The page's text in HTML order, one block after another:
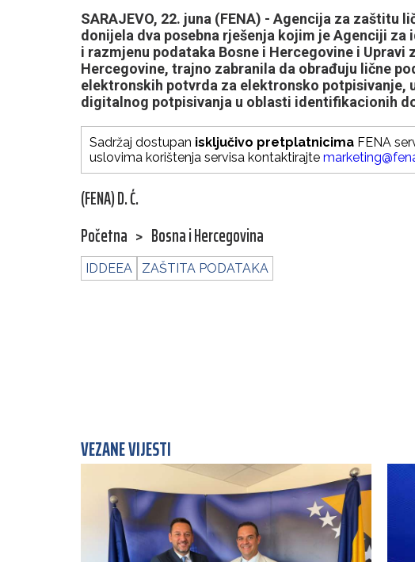
SARAJEVO, 22. juna (FENA) - Agencija za zaštitu
donijela dva posebna rješenja kojim je Agenciji
i razmjenu podataka Bosne i Hercegovine i
Hercegovine, trajno zabranila da obrađuju lične
elektronskih potvrda za elektronsko potpisivanje,
digitalnog potpisivanja u oblasti identifikacionih
Sadržaj dostupan isključivo pretplatnicima FENA
uslovima korištenja servisa kontaktirajte
(FENA) D. Ć.
Početna > Bosna i Hercegovina
IDDEEA ZAŠTITA PODATAKA
VEZANE VIJESTI